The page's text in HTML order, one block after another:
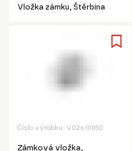
Vložka zámku, Štěrbina
Číslo výrobku: V02610050
Zámková vložka,